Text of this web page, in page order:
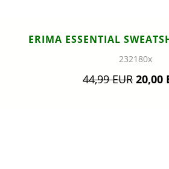
ERIMA ESSENTIAL
232180x
44,99 EUR 20,00